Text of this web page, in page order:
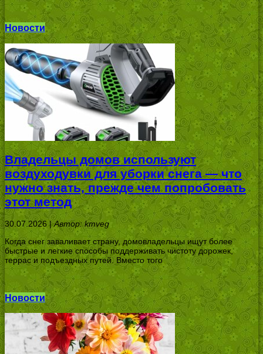
Новости
Владельцы домов используют
воздуходувки для уборки снега — что
нужно знать, прежде чем попробовать
этот метод
30.07.2026 |Автор: kmveg
Когда снег заваливает страну, домовладельцы ищут более
быстрые и легкие способы поддерживать чистоту дорожек,
террас и подъездных путей. Вместо того
Новости